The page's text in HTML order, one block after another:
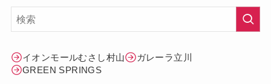
イオンモールむさし村山
ガレーラ立川
GREEN SPRINGS